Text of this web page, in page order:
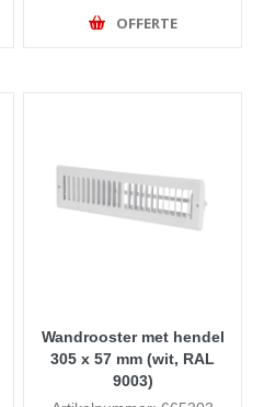
OFFERTE
Wandrooster met hendel
305 x 57 mm (wit, RAL
9003)